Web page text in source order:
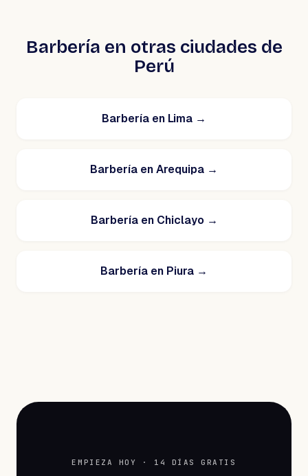
Barbería en otras ciudades de
Perú
Barbería en Lima →
Barbería en Arequipa →
Barbería en Chiclayo→
Barbería en Piura →
EMPIEZA HOY · 14 DÍAS GRATIS